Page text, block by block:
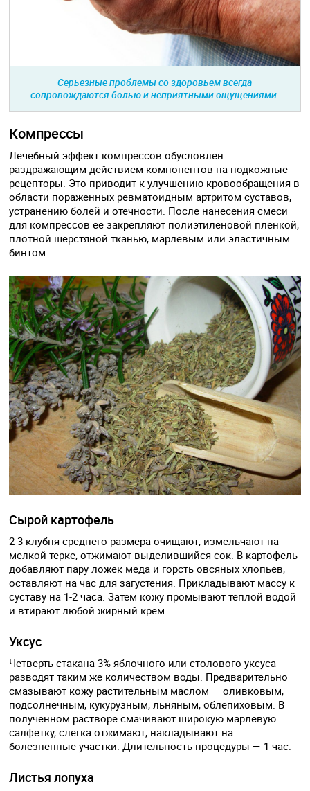
Серьезные проблемы со здоровьем всегда
сопровождаются болью и неприятными ощущениями.
Компрессы
Лечебный эффект компрессов обусловлен
раздражающим действием компонентов на подкожные
рецепторы. Это приводит к улучшению кровообращения в
области пораженных ревматоидным артритом суставов,
устранению болей и отечности. После нанесения смеси
для компрессов ее закрепляют полиэтиленовой пленкой,
плотной шерстяной тканью, марлевым или эластичным
бинтом.
Сырой картофель
2-3 клубня среднего размера очищают, измельчают на
мелкой терке, отжимают выделившийся сок. В картофель
добавляют пару ложек меда и горсть овсяных хлопьев,
оставляют на час для загустения. Прикладывают массу к
суставу на 1-2 часа. Затем кожу промывают теплой водой
и втирают любой жирный крем.
Уксус
Четверть стакана 3% яблочного или столового уксуса
разводят таким же количеством воды. Предварительно
смазывают кожу растительным маслом — оливковым,
подсолнечным, кукурузным, льняным, облепиховым. В
полученном растворе смачивают широкую марлевую
салфетку, слегка отжимают, накладывают на
болезненные участки. Длительность процедуры — 1 час.
Листья лопуха